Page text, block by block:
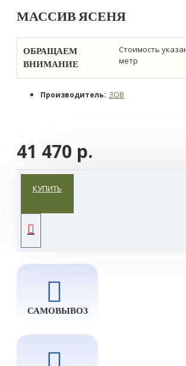
МАССИВ ЯСЕНЯ
ОБРАЩАЕМ
ВНИМАНИЕ
Стоимость
метр
Производитель: ЗОВ
41 470 р.
КУПИТЬ
САМОВЫВОЗ